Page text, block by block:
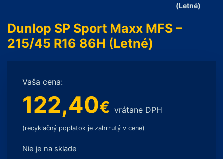
(Letné)
Dunlop SP Sport Maxx MFS –
215/45 R16 86H (Letné)
Vaša cena:
122,40€ vrátane DPH
(recyklačný poplatok je zahrnutý v cene)
Nie je na sklade